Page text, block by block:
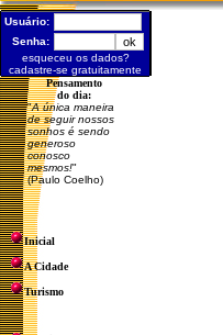
Usuário:
Senha:
esqueceu os dados?
cadastre-se gratuitamente
Pensamento
do dia:
"A única maneira
de seguir nossos
sonhos é sendo
generoso
conosco
mesmos!"
(Paulo Coelho)
Inicial
A Cidade
Turismo